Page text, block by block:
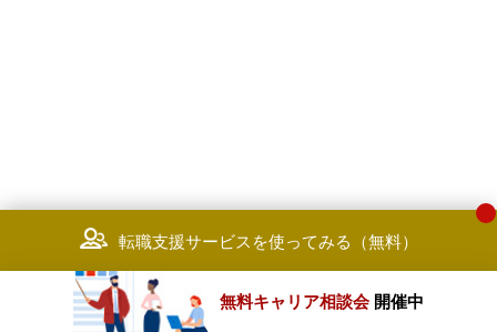
転職支援サービスを使ってみる（無料）
無料キャリア相談会 開催中